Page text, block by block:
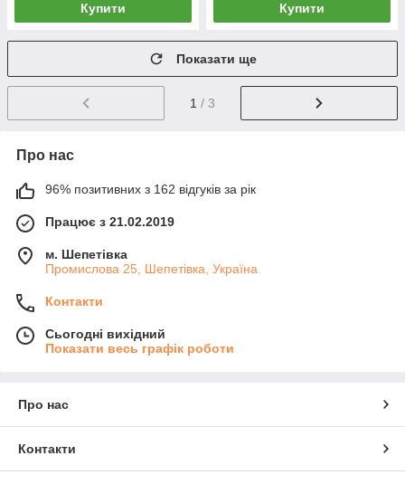
Купити Купити
Показати ще
1 / 3
Про нас
96% позитивних з 162 відгуків за рік
Працює з 21.02.2019
м. Шепетівка
Промислова 25, Шепетівка, Україна
Контакти
Сьогодні вихідний
Показати весь графік роботи
Про нас
Контакти